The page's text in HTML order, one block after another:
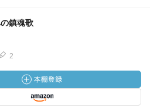
鎮魂歌
2